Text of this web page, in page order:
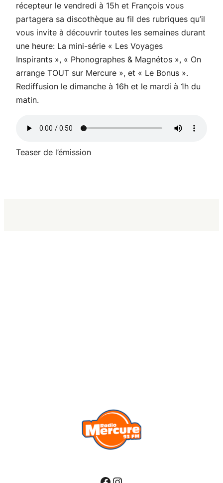
récepteur le vendredi à 15h et François vous
partagera sa discothèque au fil des rubriques qu’il
vous invite à découvrir toutes les semaines durant
une heure: La mini-série « Les Voyages
Inspirants », « Phonographes & Magnétos », « On
arrange TOUT sur Mercure », et « Le Bonus ».
Rediffusion le dimanche à 16h et le mardi à 1h du
matin.
Teaser de l’émission